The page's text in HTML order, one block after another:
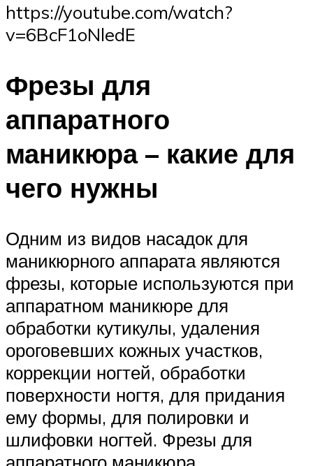
https://youtube.com/watch?
v=6BcF1oNledE
Фрезы для
аппаратного
маникюра – какие для
чего нужны
Одним из видов насадок для
маникюрного аппарата являются
фрезы, которые используются при
аппаратном маникюре для
обработки кутикулы, удаления
ороговевших кожных участков,
коррекции ногтей, обработки
поверхности ногтя, для придания
ему формы, для полировки и
шлифовки ногтей. Фрезы для